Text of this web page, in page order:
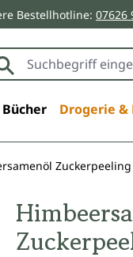
Bestellhotline: 07626
Bücher Drogerie &
Zuckerpeeling